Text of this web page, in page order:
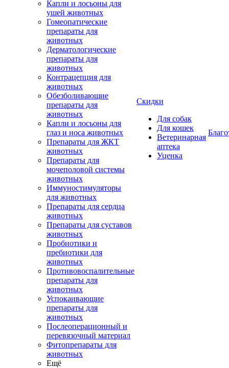
Капли и лосьоны для
ушей животных
Гомеопатические
препараты для
животных
Дерматологические
препараты для
животных
Контрацепция для
животных
Обезболивающие
препараты для
животных
Капли и лосьоны для
глаз и носа животных
Препараты для ЖКТ
животных
Препараты для
мочеполовой системы
животных
Иммуностимуляторы
для животных
Препараты для сердца
животных
Препараты для суставов
животных
Пробиотики и
пребиотики для
животных
Противовоспалительные
препараты для
животных
Успокаивающие
препараты для
животных
Послеоперационный и
перевязочный материал
Фитопрепараты для
животных
Ещё
Скидки
Для собак
Для кошек
Ветеринарная
аптека
Уценка